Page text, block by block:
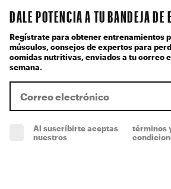
DALE POTENCIA A TU BANDEJA DE
Regístrate para obtener entrenamientos
músculos, consejos de expertos para
comidas nutritivas, enviados a tu correo
semana.
Al suscríbirte aceptas
nuestros
términos